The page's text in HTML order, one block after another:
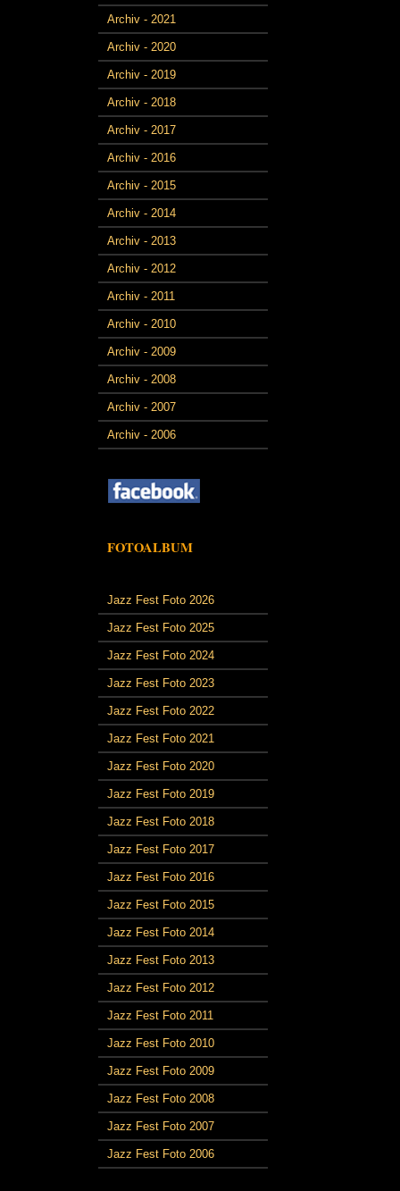
Archiv - 2021
Archiv - 2020
Archiv - 2019
Archiv - 2018
Archiv - 2017
Archiv - 2016
Archiv - 2015
Archiv - 2014
Archiv - 2013
Archiv - 2012
Archiv - 2011
Archiv - 2010
Archiv - 2009
Archiv - 2008
Archiv - 2007
Archiv - 2006
FOTOALBUM
Jazz Fest Foto 2026
Jazz Fest Foto 2025
Jazz Fest Foto 2024
Jazz Fest Foto 2023
Jazz Fest Foto 2022
Jazz Fest Foto 2021
Jazz Fest Foto 2020
Jazz Fest Foto 2019
Jazz Fest Foto 2018
Jazz Fest Foto 2017
Jazz Fest Foto 2016
Jazz Fest Foto 2015
Jazz Fest Foto 2014
Jazz Fest Foto 2013
Jazz Fest Foto 2012
Jazz Fest Foto 2011
Jazz Fest Foto 2010
Jazz Fest Foto 2009
Jazz Fest Foto 2008
Jazz Fest Foto 2007
Jazz Fest Foto 2006